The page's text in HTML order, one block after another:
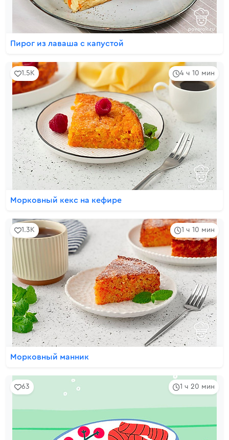
Пирог из лаваша с капустой
4 ч 10 мин
1.5K
Морковный кекс на кефире
1 ч 10 мин
1.3K
Морковный манник
1 ч 20 мин
63